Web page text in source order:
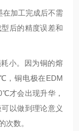
在加工完成后不需
后的精度误差和
小。因为铜的熔
，铜电极在EDM
才会出现升华，
以做到理论意义
次数。